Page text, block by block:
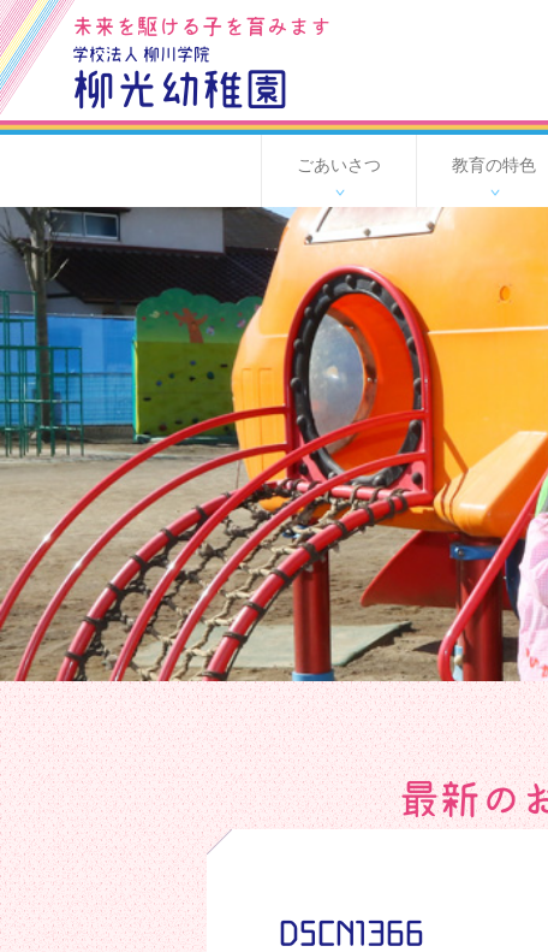
学校法人 柳川学院
柳光幼稚園
未来を駆ける子を育みます
ごあいさつ 教育の特色
最新の
DSCN1366